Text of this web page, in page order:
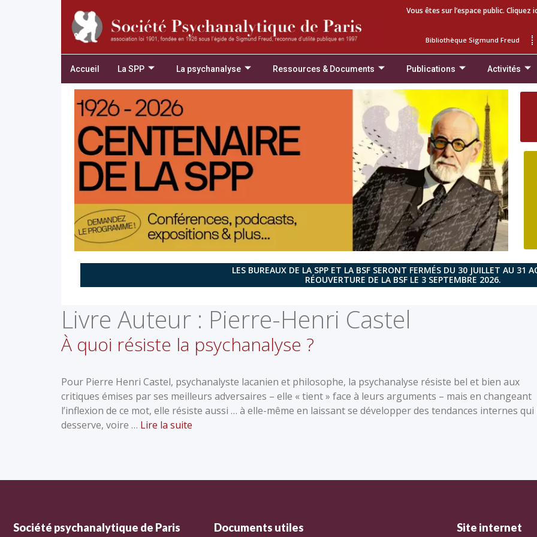
Vous êtes sur l’espace public.
Bibliothèque Sigmund Freud
Accueil La SPP La psychanalyse Ressources & Documents Publications Activités
LES BUREAUX DE LA SPP ET LA BSF SERONT FERMÉS DU 30 JUILLET AU 31
RÉOUVERTURE DE LA BSF LE 3 SEPTEMBRE 2026.
Livre Auteur : Pierre-Henri Castel
À quoi résiste la psychanalyse ?
Pour Pierre Henri Castel, psychanalyste lacanien et philosophe, la psychanalyse résiste bel et bien aux
critiques émises par ses meilleurs adversaires – elle « tient » face à leurs arguments – mais en changeant
l’inflexion de ce mot, elle résiste aussi … à elle-même en laissant se développer des tendances internes qui
desserve, voire … Lire la suite
Société psychanalytique de Paris Documents utiles Site internet